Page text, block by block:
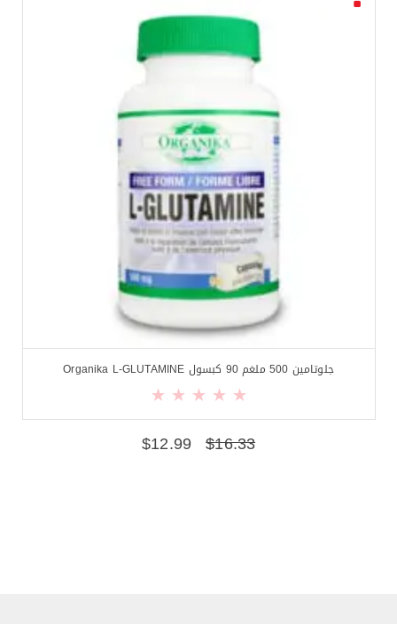
جلوتامين 500 ملغم 90 كبسول Organika L-GLUTAMINE
$16.33
$12.99